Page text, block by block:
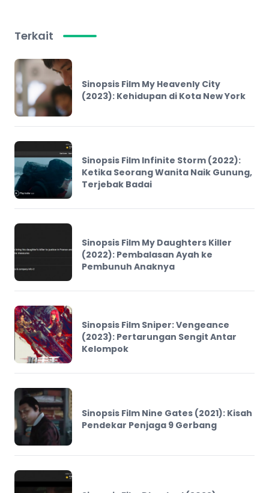
Terkait
Sinopsis Film My Heavenly City
(2023): Kehidupan di Kota New York
Sinopsis Film Infinite Storm (2022):
Ketika Seorang Wanita Naik Gunung,
Terjebak Badai
Sinopsis Film My Daughters Killer
(2022): Pembalasan Ayah ke
Pembunuh Anaknya
Sinopsis Film Sniper: Vengeance
(2023): Pertarungan Sengit Antar
Kelompok
Sinopsis Film Nine Gates (2021): Kisah
Pendekar Penjaga 9 Gerbang